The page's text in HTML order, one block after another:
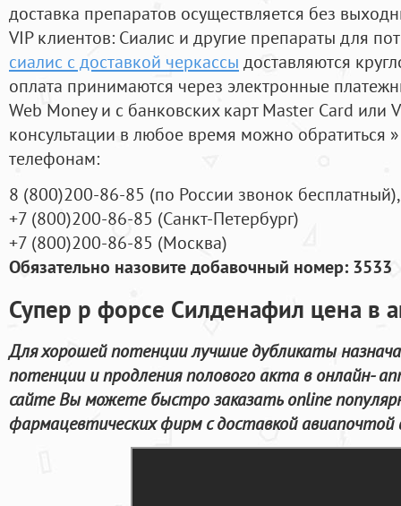
доставка препаратов осуществляется без
VIP клиентов: Сиалис и другие препараты для
сиалис с доставкой черкассы доставляются
оплата принимаются через электронные
Web Money и с банковских карт Master Card или
консультации в любое время можно обратиться
телефонам:
8 (800)200-86-85 (по России звонок бесплатный),
+7 (800)200-86-85 (Санкт-Петербург)
+7 (800)200-86-85 (Москва)
Обязательно назовите добавочный номер: 3533
Супер р форсе Силденафил цена в
Для хорошей потенции лучшие дубликаты
потенции и продления полового акта в онлайн-
сайте Вы можете быстро заказать online
фармацевтических фирм с доставкой авиапочтой